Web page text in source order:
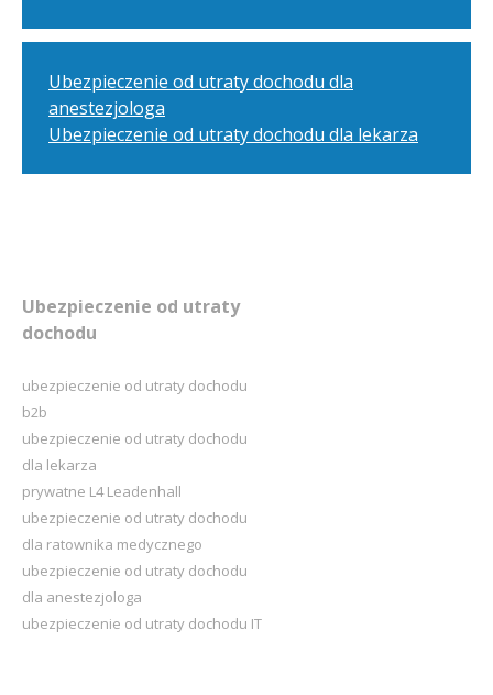
Ubezpieczenie od utraty dochodu dla
anestezjologa
Ubezpieczenie od utraty dochodu dla lekarza
Ubezpieczenie od utraty
dochodu
ubezpieczenie od utraty dochodu
b2b
ubezpieczenie od utraty dochodu
dla lekarza
prywatne L4 Leadenhall
ubezpieczenie od utraty dochodu
dla ratownika medycznego
ubezpieczenie od utraty dochodu
dla anestezjologa
ubezpieczenie od utraty dochodu IT